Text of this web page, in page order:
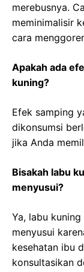
merebusnya.
meminimalisir
cara
Apakah ada
kuning?
Efek samping
dikonsumsi
jika Anda
Bisakah labu
menyusui?
Ya, labu
menyusui
kesehatan ibu
konsultasikan